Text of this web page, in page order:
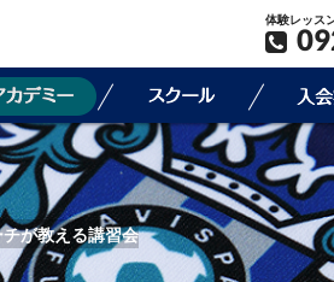
が教える講習会
体験レッス